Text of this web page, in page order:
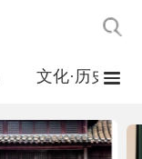
文化·历史